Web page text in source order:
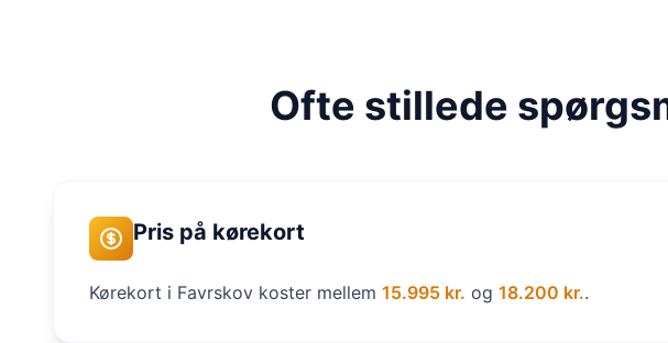
Ofte stillede
Pris på kørekort
Kørekort i Favrskov koster mellem 15.995 kr. og 18.200 kr..